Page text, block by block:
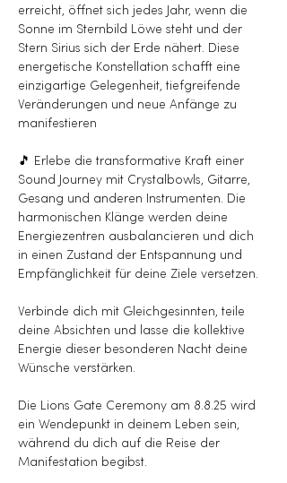
erreicht, öffnet sich jedes Jahr, wenn die
Sonne im Sternbild Löwe steht und der
Stern Sirius sich der Erde nähert. Diese
energetische Konstellation schafft eine
einzigartige Gelegenheit, tiefgreifende
Veränderungen und neue Anfänge zu
manifestieren​
🎵 Erlebe die transformative Kraft einer
Sound Journey mit Crystalbowls, Gitarre,
Gesang und anderen Instrumenten. Die
harmonischen Klänge werden deine
Energiezentren ausbalancieren und dich
in einen Zustand der Entspannung und
Empfänglichkeit für deine Ziele versetzen.
Verbinde dich mit Gleichgesinnten, teile
deine Absichten und lasse die kollektive
Energie dieser besonderen Nacht deine
Wünsche verstärken.
Die Lions Gate Ceremony am 8.8.25 wird
ein Wendepunkt in deinem Leben sein,
während du dich auf die Reise der
Manifestation begibst.